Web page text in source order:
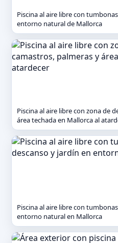
Piscina al aire libre con
entorno natural de Mallorca
Piscina al aire libre con zona de
área techada en Mallorca al
Piscina al aire libre con
entorno natural en Mallorca